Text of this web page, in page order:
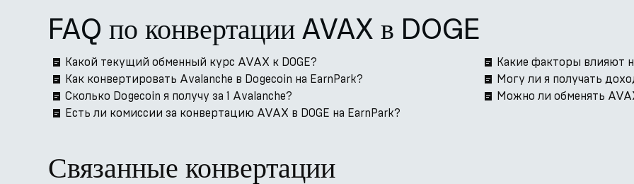
FAQ по конвертации AVAX в DOGE
Какой текущий обменный курс AVAX к DOGE?
Как конвертировать Avalanche в Dogecoin на EarnPark?
Сколько Dogecoin я получу за 1 Avalanche?
Есть ли комиссии за конвертацию AVAX в DOGE на EarnPark?
Какие факторы влияют
Могу ли я получать
Можно ли обменять
Связанные конвертации